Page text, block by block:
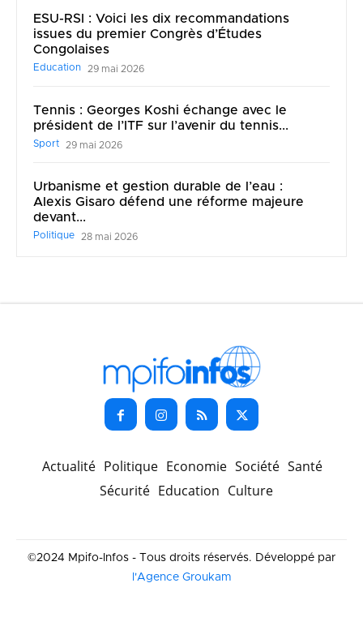
ESU-RSI : Voici les dix recommandations
issues du premier Congrès d’Études
Congolaises
Education 29 mai 2026
Tennis : Georges Koshi échange avec le
président de l’ITF sur l’avenir du tennis...
Sport 29 mai 2026
Urbanisme et gestion durable de l’eau :
Alexis Gisaro défend une réforme majeure
devant...
Politique 28 mai 2026
Actualité Politique Economie Société Santé
Sécurité Education Culture
©2024 Mpifo-Infos - Tous droits réservés. Développé par
l'Agence Groukam